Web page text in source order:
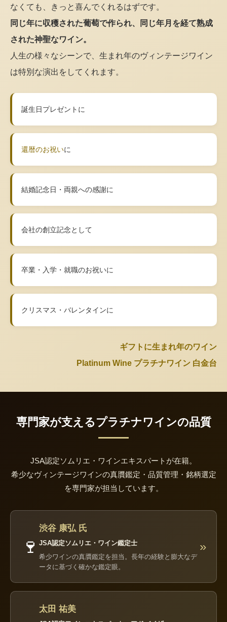
なくても、きっと喜んでくれるはずです。
同じ年に収穫された葡萄で作られ、同じ年月を経て熟成
された神聖なワイン。
人生の様々なシーンで、生まれ年のヴィンテージワイン
は特別な演出をしてくれます。
誕生日プレゼントに
還暦のお祝いに
結婚記念日・両親への感謝に
会社の創立記念として
卒業・入学・就職のお祝いに
クリスマス・バレンタインに
ギフトに生まれ年のワイン
Platinum Wine プラチナワイン 白金台
専門家が支えるプラチナワインの品質
JSA認定ソムリエ・ワインエキスパートが在籍。
希少なヴィンテージワインの真贋鑑定・品質管理・銘柄選定
を専門家が担当しています。
🍷
渋谷 康弘 氏
JSA認定ソムリエ・ワイン鑑定士
希少ワインの真贋鑑定を担当。長年の経験と膨大なデ
ータに基づく確かな鑑定眼。
»
太田 祐美